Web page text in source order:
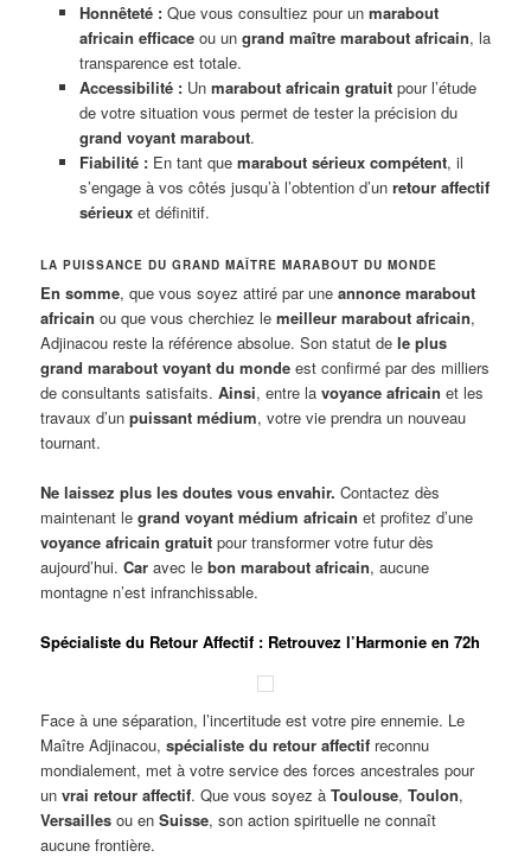
Honnêteté :Que vous consultiez pour un marabout
africain efficaceou un grand maître marabout africain, la
transparence est totale.
Accessibilité :Un marabout africain gratuitpour l’étude
de votre situation vous permet de tester la précision du
grand voyant marabout.
Fiabilité :En tant que marabout sérieux compétent, il
s’engage à vos côtés jusqu’à l’obtention d’un retour affectif
sérieuxet définitif.
LA PUISSANCE DU GRAND MAÎTRE MARABOUT DU MONDE
En somme, que vous soyez attiré par uneannonce marabout
africain ou que vous cherchiez lemeilleur marabout africain,
Adjinacou reste la référence absolue. Son statut dele plus
grand marabout voyant du monde est confirmé par des milliers
de consultants satisfaits.Ainsi, entre lavoyance africain et les
travaux d’unpuissant médium, votre vie prendra un nouveau
tournant.
Ne laissez plus les doutes vous envahir. Contactez dès
maintenant legrand voyant médium africain et profitez d’une
voyance africain gratuit pour transformer votre futur dès
aujourd’hui.Car avec lebon marabout africain, aucune
montagne n’est infranchissable.
Spécialiste du Retour Affectif : Retrouvez l’Harmonie en 72h
Face à une séparation, l’incertitude est votre pire ennemie. Le
Maître Adjinacou,spécialiste du retour affectif reconnu
mondialement, met à votre service des forces ancestrales pour
unvrai retour affectif. Que vous soyez àToulouse,Toulon,
Versailles ou enSuisse, son action spirituelle ne connaît
aucune frontière.